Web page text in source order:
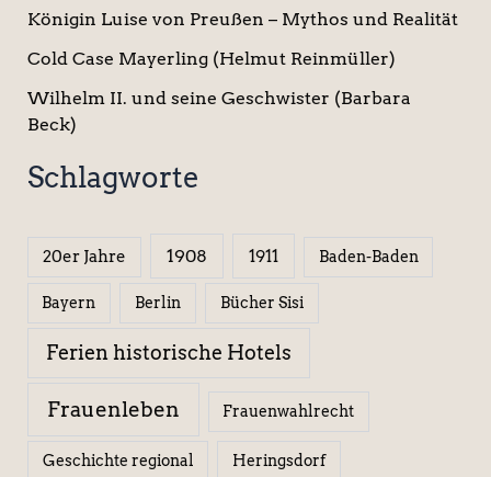
Königin Luise von Preußen – Mythos und Realität
Cold Case Mayerling (Helmut Reinmüller)
Wilhelm II. und seine Geschwister (Barbara
Beck)
Schlagworte
20er Jahre 1908 1911 Baden-Baden
Bayern Berlin Bücher Sisi
Ferien historische Hotels
Frauenleben Frauenwahlrecht
Geschichte regional Heringsdorf